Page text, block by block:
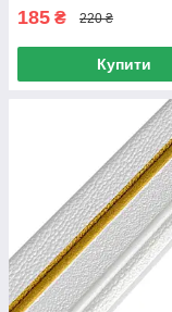
185 ₴ 220 ₴
Купити